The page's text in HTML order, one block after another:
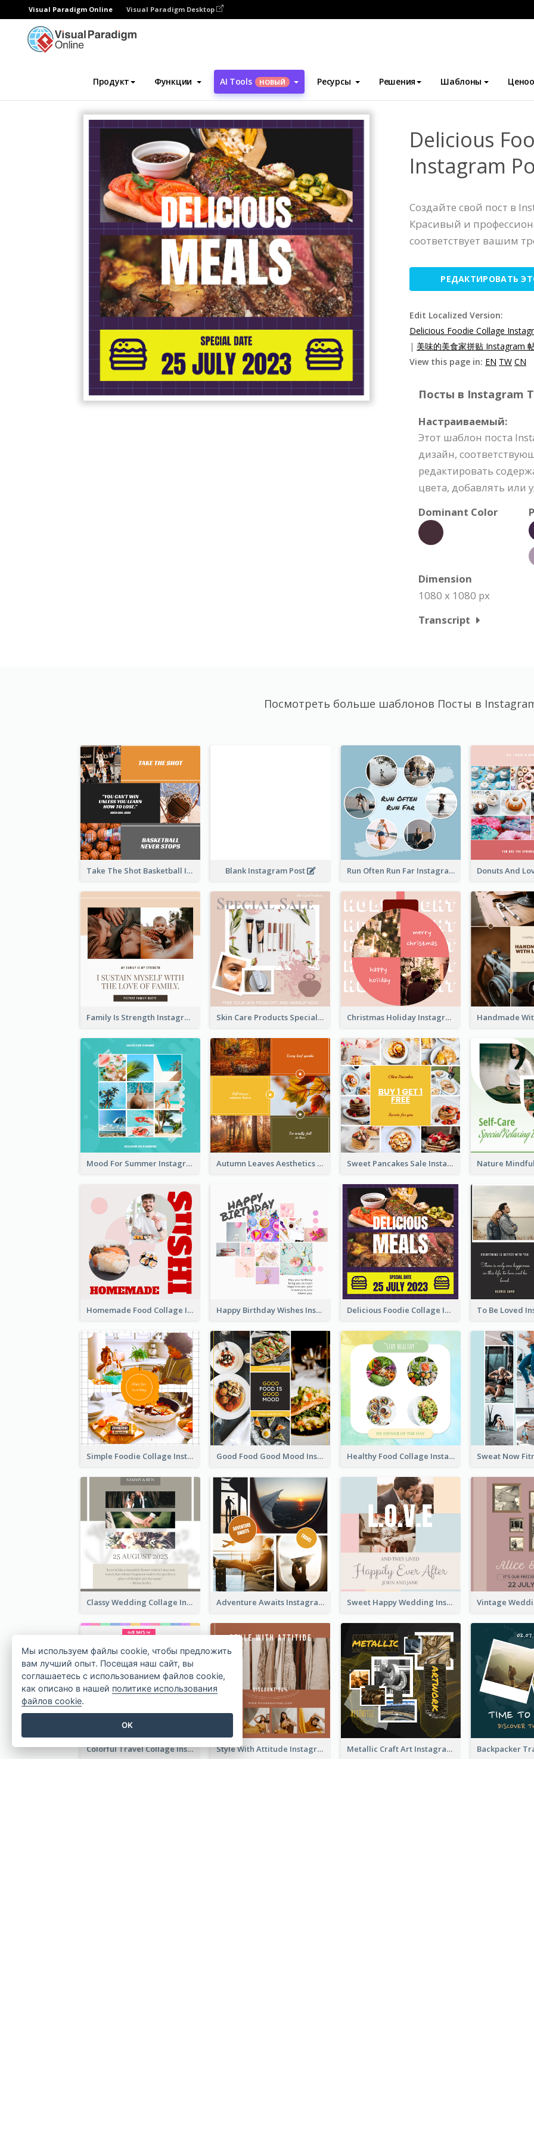
Visual Paradigm Online Visual Paradigm Desktop
Продукт Функции AI Tools НОВЫЙ Ресурсы Решения Шаблоны
Инструмент графического дизайна Шаблоны Посты в Instagram
Delicious
Instagram
Создайте свой пост в
Красивый и
соответствует вашим
РЕДАКТИРОВАТЬ
Edit Localized Version:
Delicious Foodie Collage
| 美味的美食家拼贴 Instagram
View this page in: EN TW CN
Посты в Instagram
Настраиваемый:
Этот шаблон поста
дизайн,
редактировать
цвета, добавлять или
Dominant Color
Dimension
1080 x 1080 px
Transcript
Посмотреть больше шаблонов Посты в
Take The Shot Basketball Instagram Post Blank Instagram Post Run Often Run Far Instagram Post
Family Is Strength Instagram Post Skin Care Products Special Sale Instagram Post Christmas Holiday Instagram Post
Mood For Summer Instagram Post Autumn Leaves Aesthetics Instagram Post Sweet Pancakes Sale Instagram Post
Homemade Food Collage Instagram Post Happy Birthday Wishes Instagram Post Delicious Foodie Collage Instagram Post
Simple Foodie Collage Instagram Post Good Food Good Mood Instagram Post Healthy Food Collage Instagram Post
Classy Wedding Collage Instagram Post Adventure Awaits Instagram Post Sweet Happy Wedding Instagram Post
Colorful Travel Collage Instagram Post Style With Attitude Instagram Post Metallic Craft Art Instagram Post
Мы используем файлы cookie, чтобы предложить
вам лучший опыт. Посещая наш сайт, вы
соглашаетесь с использованием файлов cookie,
как описано в нашей политике использования
файлов cookie.
OK